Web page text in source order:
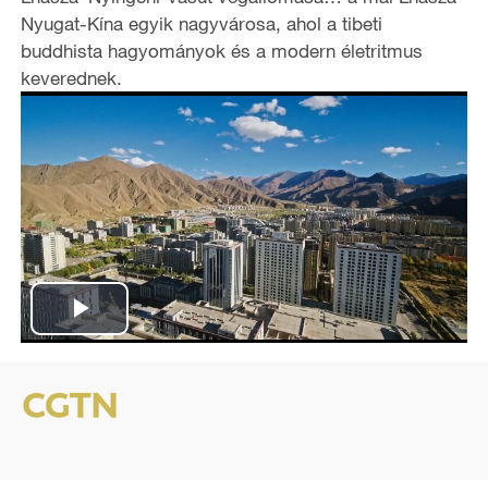
Nyugat-Kína egyik nagyvárosa, ahol a tibeti
buddhista hagyományok és a modern életritmus
keverednek.
P
a